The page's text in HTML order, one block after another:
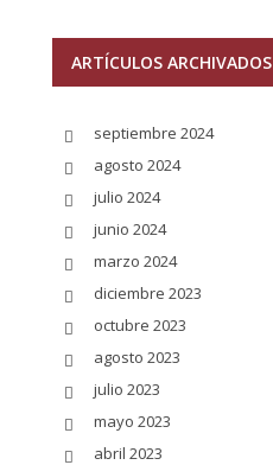
ARTÍCULOS ARCHIVADOS
septiembre 2024
agosto 2024
julio 2024
junio 2024
marzo 2024
diciembre 2023
octubre 2023
agosto 2023
julio 2023
mayo 2023
abril 2023